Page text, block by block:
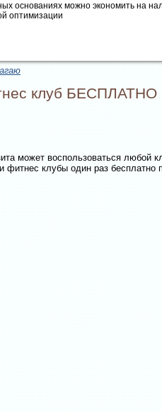
основаниях можно экономить на
оптимизации
клуб БЕСПЛАТНО
может воспользоваться любой
клубы один раз бесплатно